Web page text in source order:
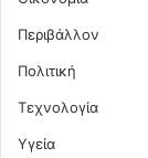
Περιβάλλον
Πολιτική
Τεχνολογία
Υγεία